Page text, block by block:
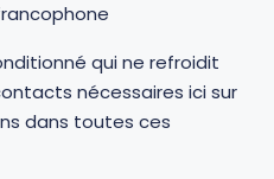
qui ne refroidit
nécessaires ici sur
dans toutes ces